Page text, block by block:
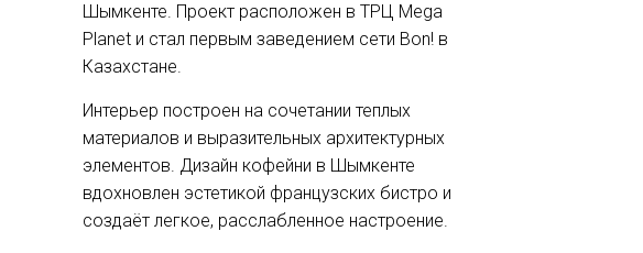
Шымкенте. Проект расположен в ТРЦ Mega
Planet и стал первым заведением сети Bon! в
Казахстане.
Интерьер построен на сочетании теплых
материалов и выразительных архитектурных
элементов. Дизайн кофейни в Шымкенте
вдохновлен эстетикой французских бистро и
создаёт легкое, расслабленное настроение.